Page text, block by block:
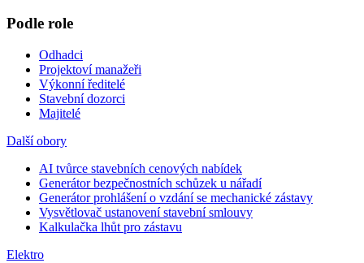
Podle role
Odhadci
Projektoví manažeři
Výkonní ředitelé
Stavební dozorci
Majitelé
Další obory
AI tvůrce stavebních cenových nabídek
Generátor bezpečnostních schůzek u nářadí
Generátor prohlášení o vzdání se mechanické zástavy
Vysvětlovač ustanovení stavební smlouvy
Kalkulačka lhůt pro zástavu
Elektro